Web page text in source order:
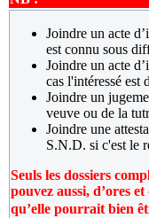
Joindre un acte
est connu sous
Joindre un acte
cas l'intéressé est
Joindre un
veuve ou de la
Joindre une
S.N.D. si c'est le
Seuls les dossiers
pouvez aussi, d’ores
qu’elle pourrait bien